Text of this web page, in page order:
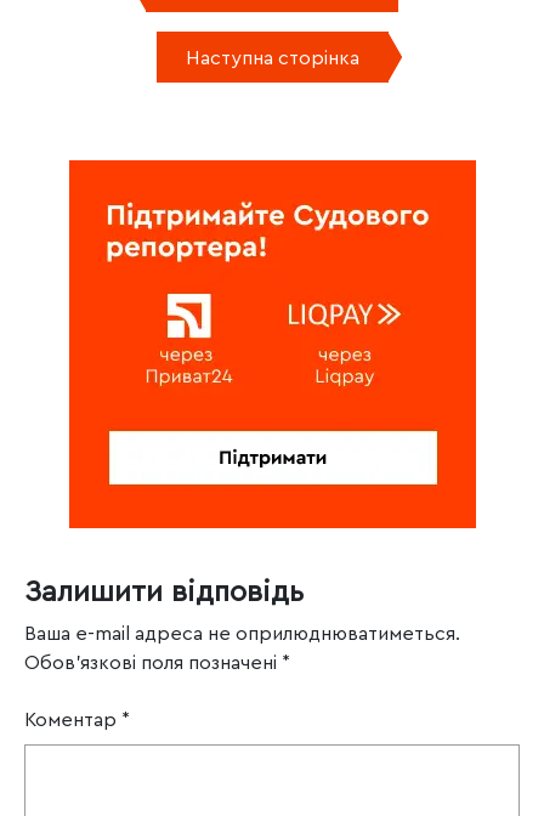
Наступна сторінка
Залишити відповідь
Ваша e-mail адреса не оприлюднюватиметься.
Обов’язкові поля позначені *
Коментар *